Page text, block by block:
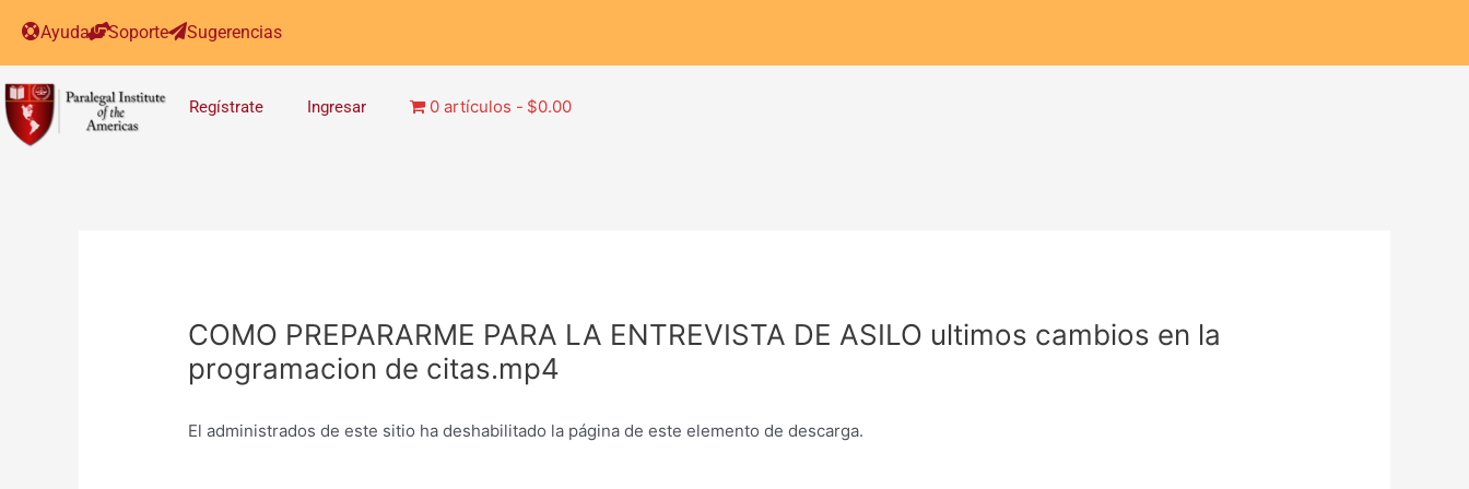
Ayuda Soporte Sugerencias
Regístrate Ingresar 0 artículos $0.00
COMO PREPARARME PARA LA ENTREVISTA DE ASILO ultimos cambios en la
programacion de citas.mp4
El administrados de este sitio ha deshabilitado la página de este elemento de descarga.
navigation